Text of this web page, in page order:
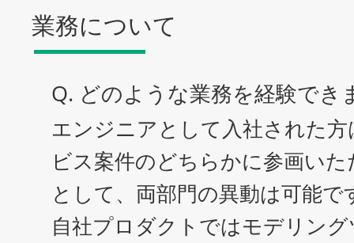
業務について
Q. どのような業務を経験でき
エンジニアとして入社された
ビス案件のどちらかに参画い
として、両部門の異動は可能で
自社プロダクトではモデリン